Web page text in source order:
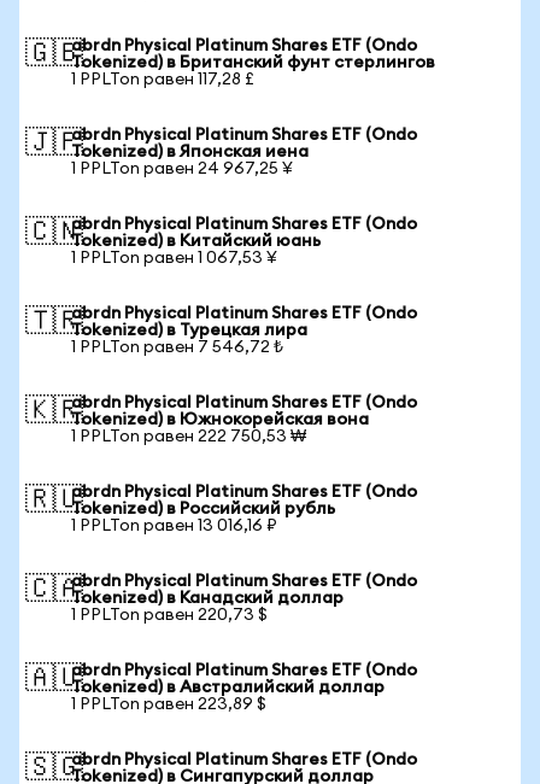
🇬🇧abrdn Physical Platinum Shares ETF (Ondo
Tokenized) в Британский фунт стерлингов
1 PPLTon равен 117,28 £
🇯🇵abrdn Physical Platinum Shares ETF (Ondo
Tokenized) в Японская иена
1 PPLTon равен 24 967,25 ¥
🇨🇳abrdn Physical Platinum Shares ETF (Ondo
Tokenized) в Китайский юань
1 PPLTon равен 1 067,53 ¥
🇹🇷abrdn Physical Platinum Shares ETF (Ondo
Tokenized) в Турецкая лира
1 PPLTon равен 7 546,72 ₺
🇰🇷abrdn Physical Platinum Shares ETF (Ondo
Tokenized) в Южнокорейская вона
1 PPLTon равен 222 750,53 ₩
🇷🇺abrdn Physical Platinum Shares ETF (Ondo
Tokenized) в Российский рубль
1 PPLTon равен 13 016,16 ₽
🇨🇦abrdn Physical Platinum Shares ETF (Ondo
Tokenized) в Канадский доллар
1 PPLTon равен 220,73 $
🇦🇺abrdn Physical Platinum Shares ETF (Ondo
Tokenized) в Австралийский доллар
1 PPLTon равен 223,89 $
🇸🇬abrdn Physical Platinum Shares ETF (Ondo
Tokenized) в Сингапурский доллар